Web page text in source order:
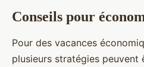
Conseils pour
Pour des vacances
plusieurs stratégies peuvent